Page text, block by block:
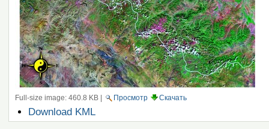
Full-size image: 460.8 KB| Просмотр Скачать
Операции
с
Download KML